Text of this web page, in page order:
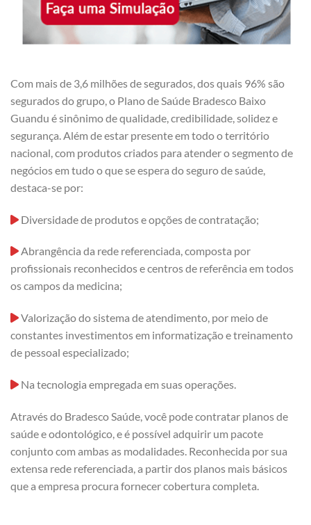
Com mais de 3,6 milhões de segurados, dos quais 96% são
segurados do grupo, o Plano de Saúde Bradesco Baixo
Guandu é sinônimo de qualidade, credibilidade, solidez e
segurança. Além de estar presente em todo o território
nacional, com produtos criados para atender o segmento de
negócios em tudo o que se espera do seguro de saúde,
destaca-se por:
Diversidade de produtos e opções de contratação;
Abrangência da rede referenciada, composta por
profissionais reconhecidos e centros de referência em todos
os campos da medicina;
Valorização do sistema de atendimento, por meio de
constantes investimentos em informatização e treinamento
de pessoal especializado;
Na tecnologia empregada em suas operações.
Através do Bradesco Saúde, você pode contratar planos de
saúde e odontológico, e é possível adquirir um pacote
conjunto com ambas as modalidades. Reconhecida por sua
extensa rede referenciada, a partir dos planos mais básicos
que a empresa procura fornecer cobertura completa.